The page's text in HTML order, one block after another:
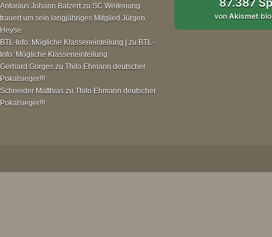
Antonius Johann Balzertzu SC Weitenung
trauert um sein langjähriges Mitglied Jürgen
Heyse
BTL-Info: Mögliche Klasseneinteilung |
zu BTL-
Info: Mögliche Klasseneinteilung
Gerhard Gorges zu Thilo Ehmann deutscher
Pokalsieger!!!
Schneider Matthias zu Thilo Ehmann deutscher
Pokalsieger!!!
87.387
vonAkismet